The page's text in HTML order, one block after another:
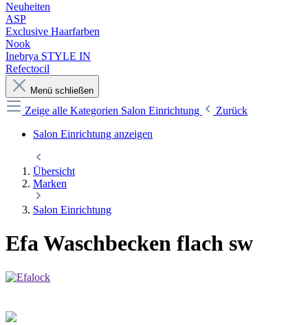
Neuheiten
ASP
Exclusive Haarfarben
Nook
Inebrya STYLE IN
Refectocil
Menü schließen
Zeige alle Kategorien Salon Einrichtung
Zurück
Salon Einrichtung anzeigen
Übersicht
Marken
Salon Einrichtung
Efa Waschbecken flach sw